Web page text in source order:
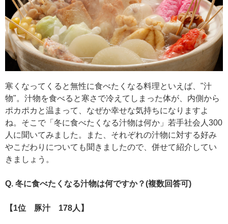
寒くなってくると無性に食べたくなる料理といえば、"汁
物"。汁物を食べると寒さで冷えてしまった体が、内側から
ポカポカと温まって、なぜか幸せな気持ちになりますよ
ね。そこで「冬に食べたくなる汁物は何か」若手社会人300
人に聞いてみました。また、それぞれの汁物に対する好み
やこだわりについても聞きましたので、併せて紹介してい
きましょう。
Q. 冬に食べたくなる汁物は何ですか？(複数回答可)
【1位 豚汁 178人】